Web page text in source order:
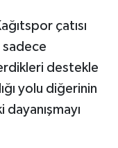
çatısı
sadece
destekle
yolu diğerinin